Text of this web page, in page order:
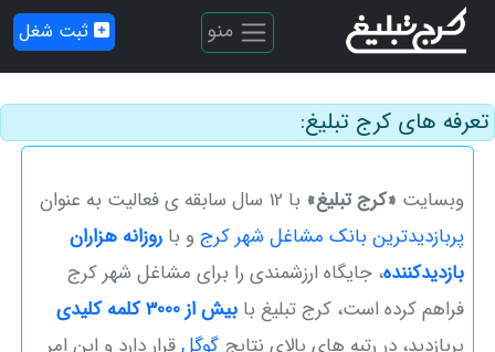
منو ثبت شغل
تعرفه های کرج تبلیغ:
وبسایت «کرج تبلیغ» با 12 سال سابقه ی فعالیت به عنوان
پربازدیدترین بانک مشاغل شهر کرجو با روزانه هزاران
بازدیدکننده، ‌جایگاه ارزشمندی را برای مشاغل شهر کرج
فراهم کرده است، کرج تبلیغ با بیش از 3000 کلمه کلیدی
پربازدید، در رتبه های بالای نتایج گوگلقرار دارد و این امر